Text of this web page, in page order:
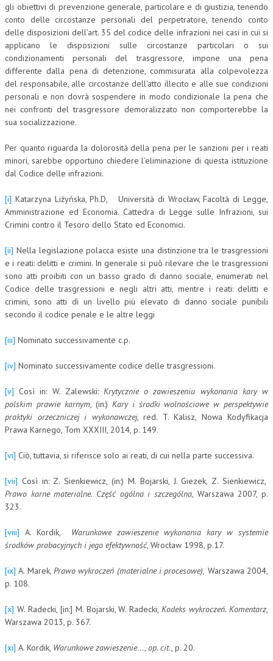
gli obiettivi di prevenzione generale, particolare e di giustizia, tenendo
conto delle circostanze personali del perpetratore, tenendo conto
delle disposizioni dell’art. 35 del codice delle infrazioni nei casi in cui si
applicano le disposizioni sulle circostanze particolari o sui
condizionamenti personali del trasgressore, impone una pena
differente dalla pena di detenzione, commisurata alla colpevolezza
del responsabile, alle circostanze dell’atto illecito e alle sue condizioni
personali e non dovrà sospendere in modo condizionale la pena che
nei confronti del trasgressore demoralizzato non comporterebbe la
sua socializzazione.
Per quanto riguarda la dolorosità della pena per le sanzioni per i reati
minori, sarebbe opportuno chiedere l’eliminazione di questa istituzione
dal Codice delle infrazioni.
[i] Katarzyna Liżyńska, Ph.D, Università di Wrocław, Facoltà di Legge,
Amministrazione ed Economia. Cattedra di Legge sulle Infrazioni, sui
Crimini contro il Tesoro dello Stato ed Economici.
[ii] Nella legislazione polacca esiste una distinzione tra le trasgressioni
e i reati: delitti e crimini. In generale si può rilevare che le trasgressioni
sono atti proibiti con un basso grado di danno sociale, enumerati nel
Codice delle trasgressioni e negli altri atti, mentre i reati: delitti e
crimini, sono atti di un livello più elevato di danno sociale punibili
secondo il codice penale e le altre leggi
[iii] Nominato successivamente c.p.
[iv] Nominato successivamente codice delle trasgressioni.
[v] Così in: W. Zalewski: Krytycznie o zawieszeniu wykonania kary w
polskim prawie karnym, (in:)Kary i środki wolnościowe w perspektywie
praktyki orzeczniczej i wykonawczej, red. T. Kalisz, Nowa Kodyfikacja
Prawa Karnego, Tom XXXIII, 2014, p. 149.
[vi] Ciò, tuttavia, si riferisce solo ai reati, di cui nella parte successiva.
[vii] Così in: Z. Sienkiewicz, (in:) M. Bojarski, J. Giezek, Z. Sienkiewicz,
Prawo karne materialne. Część ogólna i szczególna, Warszawa 2007, p.
323.
[viii] A. Kordik, Warunkowe zawieszenie wykonania kary w systemie
środków probacyjnych i jego efektywność, Wrocław 1998, p.17.
[ix] A. Marek, Prawo wykroczeń (materialne i procesowe), Warszawa 2004,
p. 108.
[x] W. Radecki, [in:] M. Bojarski, W. Radecki,Kodeks wykroczeń. Komentarz,
Warszawa 2013, p. 367.
[xi] A. Kordik, Warunkowe zawieszenie…, op. cit., p. 20.